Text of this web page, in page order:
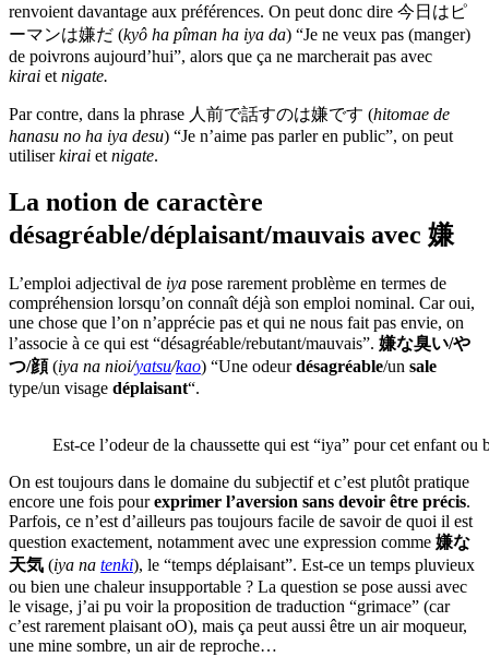
renvoient davantage aux préférences. On peut donc dire 今日はピ
ーマンは嫌だ (kyô ha pîman ha iya da) “Je ne veux pas (manger)
de poivrons aujourd’hui”, alors que ça ne marcherait pas avec
kirai etnigate.
Par contre, dans la phrase 人前で話すのは嫌です (hitomae de
hanasu no ha iya desu) “Je n’aime pas parler en public”, on peut
utiliserkirai etnigate.
La notion de caractère
désagréable/déplaisant/mauvais avec 嫌
L’emploi adjectival de iya pose rarement problème en termes de
compréhension lorsqu’on connaît déjà son emploi nominal. Car oui,
une chose que l’on n’apprécie pas et qui ne nous fait pas envie, on
l’associe à ce qui est “désagréable/rebutant/mauvais”. 嫌な臭い/や
つ/顔(iya na nioi/yatsu/kao) “Une odeurdésagréable/un sale
type/un visage déplaisant“.
Est-ce l’odeur de la chaussette qui est “iya” pour cet enfant
On est toujours dans le domaine du subjectif et c’est plutôt pratique
encore une fois pourexprimer l’aversion sans devoir être précis.
Parfois, ce n’est d’ailleurs pas toujours facile de savoir de quoi il est
question exactement, notamment avec une expression comme 嫌な
天気 (iya na tenki), le “temps déplaisant”. Est-ce un temps pluvieux
ou bien une chaleur insupportable ? La question se pose aussi avec
le visage, j’ai pu voir la proposition de traduction “grimace” (car
c’est rarement plaisant oO), mais ça peut aussi être un air moqueur,
une mine sombre, un air de reproche…